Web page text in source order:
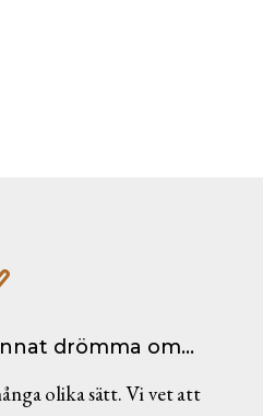
drömma om…
olika sätt. Vi vet att